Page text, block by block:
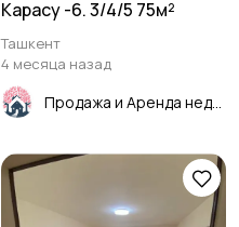
Карасу -6. 3/4/5 75м²
Ташкент
4 месяца назад